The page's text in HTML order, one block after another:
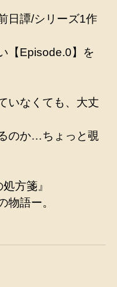
日譚/シリーズ1作
【Episode.0】を
なくても、大丈
のか…ちょっと覗
方箋』
物語ー。